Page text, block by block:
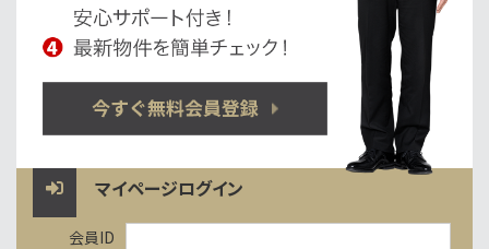
マイページログイン
会員ID